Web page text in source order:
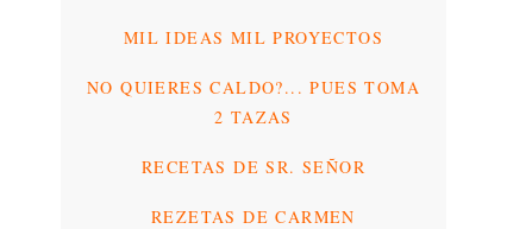
MIL IDEAS MIL PROYECTOS
NO QUIERES CALDO?... PUES TOMA
2 TAZAS
RECETAS DE SR. SEÑOR
REZETAS DE CARMEN